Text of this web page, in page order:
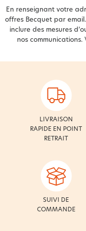
En renseignant votre
offres Becquet par
inclure des mesures
nos communications.
LIVRAISON
RAPIDE EN POINT
RETRAIT
SUIVI DE
COMMANDE